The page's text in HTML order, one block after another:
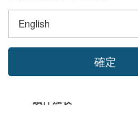
續件加收
確定